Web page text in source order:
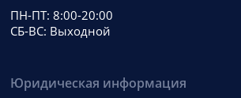
ПН-ПТ: 8:00-20:00
СБ-ВС: Выходной
Юридическая информация